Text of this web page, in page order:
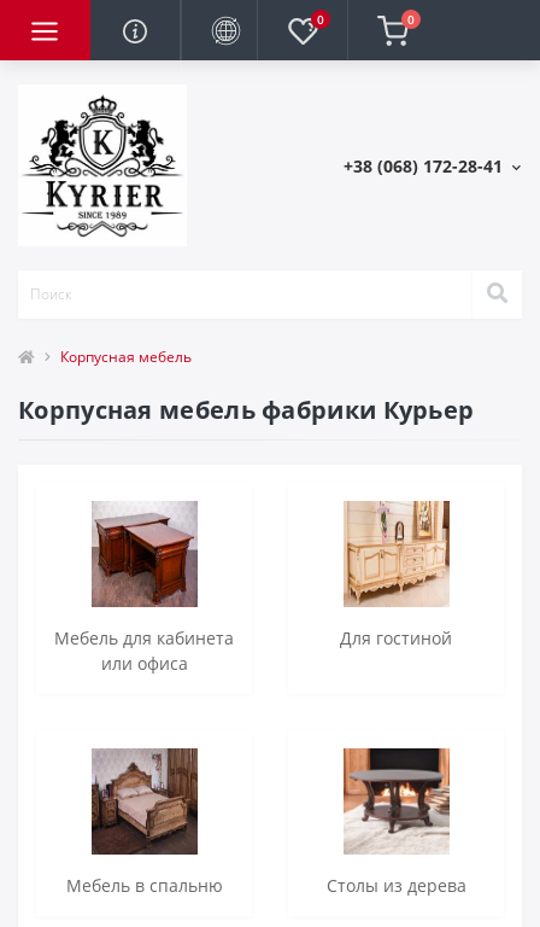
0 0
+38 (068) 172-28-41
Корпусная мебель
Корпусная мебель фабрики Курьер
Мебель для кабинета
или офиса
Для гостиной
Мебель в спальню Столы из дерева